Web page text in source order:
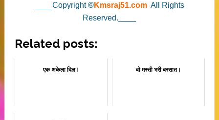
____Copyright©Kmsraj51.com All Rights
Reserved.____
Related posts:
एक अकेला दिल। वो मस्ती भरी बरसात।